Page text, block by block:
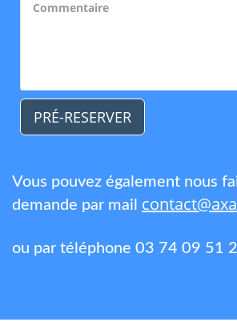
PRÉ-RESERVER
Vous pouvez également nous
demande par mail
ou par téléphone 03 74 09 51